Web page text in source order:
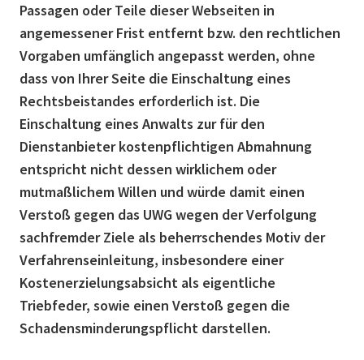
Passagen oder Teile dieser Webseiten in
angemessener Frist entfernt bzw. den rechtlichen
Vorgaben umfänglich angepasst werden, ohne
dass von Ihrer Seite die Einschaltung eines
Rechtsbeistandes erforderlich ist. Die
Einschaltung eines Anwalts zur für den
Dienstanbieter kostenpflichtigen Abmahnung
entspricht nicht dessen wirklichem oder
mutmaßlichem Willen und würde damit einen
Verstoß gegen das UWG wegen der Verfolgung
sachfremder Ziele als beherrschendes Motiv der
Verfahrenseinleitung, insbesondere einer
Kostenerzielungsabsicht als eigentliche
Triebfeder, sowie einen Verstoß gegen die
Schadensminderungspflicht darstellen.